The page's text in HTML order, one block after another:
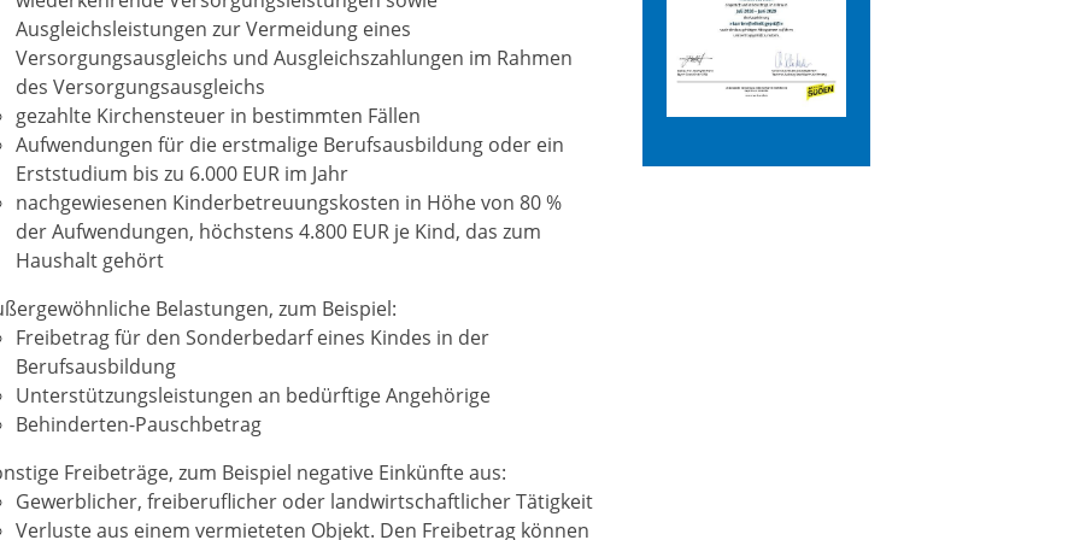
Ausgleichsleistungen zur Vermeidung eines
Versorgungsausgleichs und Ausgleichszahlungen im Rahmen
des Versorgungsausgleichs
gezahlte Kirchensteuer in bestimmten Fällen
Aufwendungen für die erstmalige Berufsausbildung oder ein
Erststudium bis zu 6.000 EUR im Jahr
nachgewiesenen Kinderbetreuungskosten in Höhe von 80 %
der Aufwendungen, höchstens 4.800 EUR je Kind, das zum
Haushalt gehört
Belastungen, zum Beispiel:
Freibetrag für den Sonderbedarf eines Kindes in der
Berufsausbildung
Unterstützungsleistungen an bedürftige Angehörige
Behinderten-Pauschbetrag
Freibeträge, zum Beispiel negative Einkünfte aus:
Gewerblicher, freiberuflicher oder landwirtschaftlicher Tätigkeit
Verluste aus einem vermieteten Objekt. Den Freibetrag können